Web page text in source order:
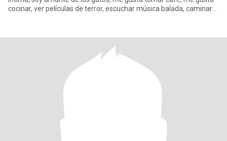
cocinar, ver películas de terror, escuchar música balada, caminar